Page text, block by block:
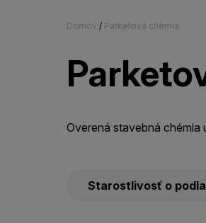
Domov / Parketová chémia
Overená stavebná
Starostlivosť o